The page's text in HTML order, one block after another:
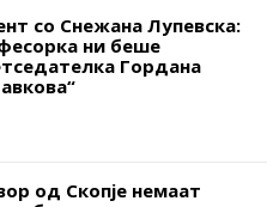
со Снежана Лупевска:
ни беше
Гордана
од Скопје немаат